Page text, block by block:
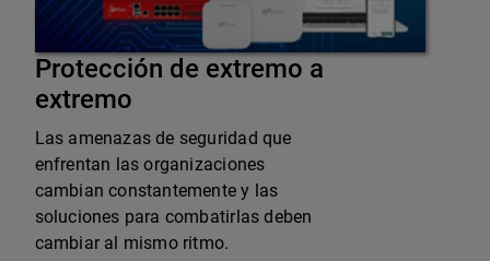
Protección de extremo a
extremo
Las amenazas de seguridad que
enfrentan las organizaciones
cambian constantemente y las
soluciones para combatirlas deben
cambiar al mismo ritmo.